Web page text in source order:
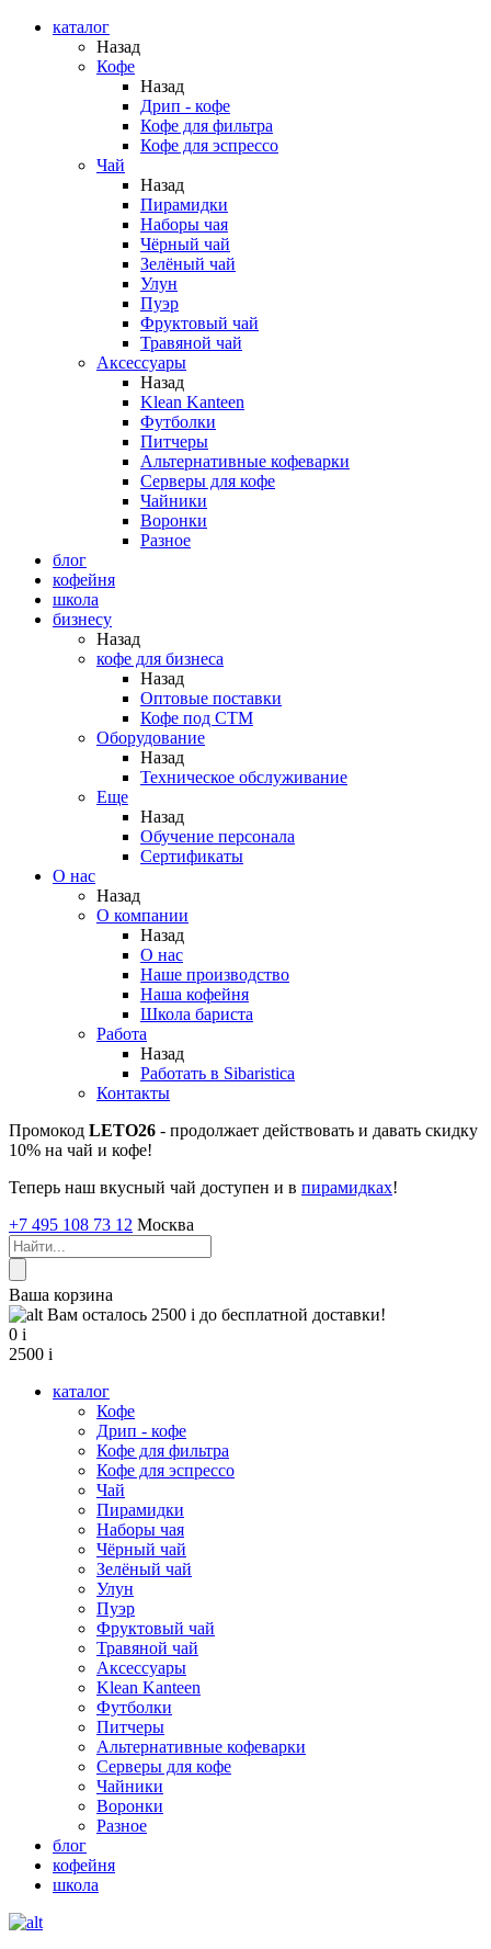
каталог
Назад
Кофе
Назад
Дрип - кофе
Кофе для фильтра
Кофе для эспрессо
Чай
Назад
Пирамидки
Наборы чая
Чёрный чай
Зелёный чай
Улун
Пуэр
Фруктовый чай
Травяной чай
Аксессуары
Назад
Klean Kanteen
Футболки
Питчеры
Альтернативные кофеварки
Серверы для кофе
Чайники
Воронки
Разное
блог
кофейня
школа
бизнесу
Назад
кофе для бизнеса
Назад
Оптовые поставки
Кофе под СТМ
Оборудование
Назад
Техническое обслуживание
Еще
Назад
Обучение персонала
Сертификаты
О нас
Назад
O компании
Назад
О нас
Наше производство
Наша кофейня
Школа бариста
Работа
Назад
Работать в Sibaristica
Контакты
Промокод LETO26 - продолжает действовать и давать скидку
10% на чай и кофе!
Теперь наш вкусный чай доступен и в пирамидках!
+7 495 108 73 12 Москва
Ваша корзина
Вам осталось 2500 i до бесплатной доставки!
0 i
2500 i
каталог
Кофе
Дрип - кофе
Кофе для фильтра
Кофе для эспрессо
Чай
Пирамидки
Наборы чая
Чёрный чай
Зелёный чай
Улун
Пуэр
Фруктовый чай
Травяной чай
Аксессуары
Klean Kanteen
Футболки
Питчеры
Альтернативные кофеварки
Серверы для кофе
Чайники
Воронки
Разное
блог
кофейня
школа